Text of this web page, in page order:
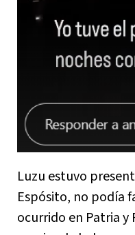
Luzu estuvo
Espósito, no podía
ocurrido en Patria y